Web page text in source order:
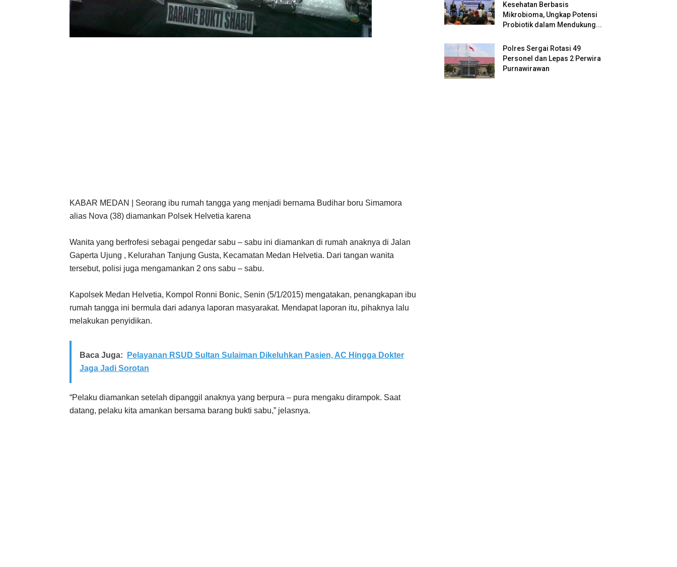
KABAR MEDAN | Seorang ibu rumah tangga yang menjadi bernama Budihar boru Simamora
alias Nova (38) diamankan Polsek Helvetia karena
Wanita yang berfrofesi sebagai pengedar sabu – sabu ini diamankan di rumah anaknya di Jalan
Gaperta Ujung , Kelurahan Tanjung Gusta, Kecamatan Medan Helvetia. Dari tangan wanita
tersebut, polisi juga mengamankan 2 ons sabu – sabu.
Kapolsek Medan Helvetia, Kompol Ronni Bonic, Senin (5/1/2015) mengatakan, penangkapan ibu
rumah tangga ini bermula dari adanya laporan masyarakat. Mendapat laporan itu, pihaknya lalu
melakukan penyidikan.
Baca Juga:
Pelayanan RSUD Sultan Sulaiman Dikeluhkan Pasien, AC Hingga Dokter
Jaga Jadi Sorotan
“Pelaku diamankan setelah dipanggil anaknya yang berpura – pura mengaku dirampok. Saat
datang, pelaku kita amankan bersama barang bukti sabu,” jelasnya.
Kesehatan Berbasis
Mikrobioma, Ungkap Potensi
Probiotik dalam Mendukung...
Polres Sergai Rotasi 49
Personel dan Lepas 2 Perwira
Purnawirawan